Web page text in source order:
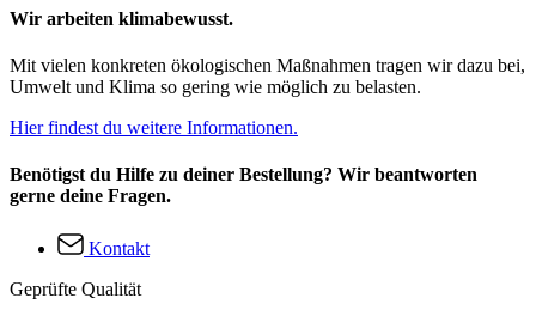
Wir arbeiten klimabewusst.
Mit vielen konkreten ökologischen Maßnahmen tragen wir dazu bei,
Umwelt und Klima so gering wie möglich zu belasten.
Hier findest du weitere Informationen.
Benötigst du Hilfe zu deiner Bestellung? Wir beantworten
gerne deine Fragen.
Kontakt
Geprüfte Qualität